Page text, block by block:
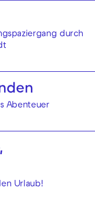
durch
Abenteuer
Urlaub!